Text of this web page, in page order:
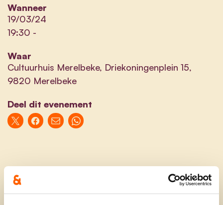
Wanneer
19/03/24
19:30 -
Waar
Cultuurhuis Merelbeke, Driekoningenplein 15,
9820 Merelbeke
Deel dit evenement
Omdat we geloven dat burgers, bedrijven en
boeren deel zijn van de oplossing, en daarvoor